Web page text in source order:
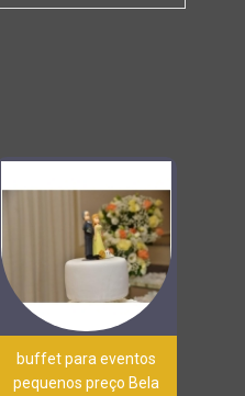
buffet para eventos
pequenos preço Bela